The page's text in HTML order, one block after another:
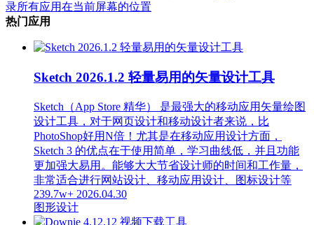
录所有应用在当前屏幕的位置
热门应用
Sketch 2026.1.2 轻量易用的矢量设计工具
Sketch（App Store 精华） 是最强大的移动应用矢量绘图
设计工具，对于网页设计和移动设计者来说，比
PhotoShop好用N倍！尤其是在移动应用设计方面，
Sketch 3 的优点在于使用简单，学习曲线低，并且功能
更加强大易用。能够大大节省设计师的时间和工作量，
非常适合进行网站设计、移动应用设计、图标设计等
239.7w+ 2026.04.30
图形设计